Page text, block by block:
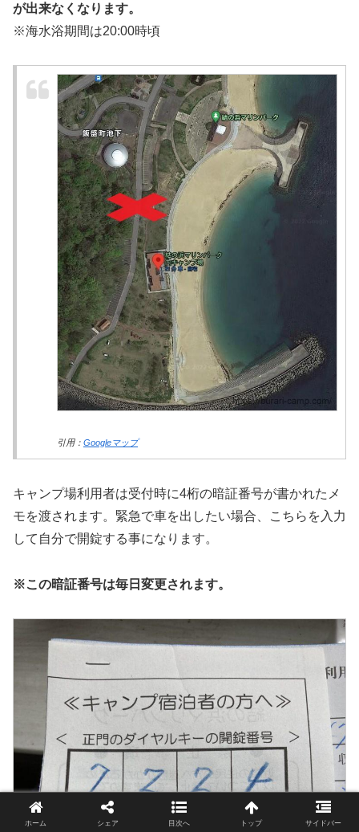
が出来なくなります。
※海水浴期間は20:00時頃
引用： Googleマップ
キャンプ場利用者は受付時に4桁の暗証番号が書かれたメ
モを渡されます。緊急で車を出したい場合、こちらを入力
して自分で開錠する事になります。
※この暗証番号は毎日変更されます。
ホーム シェア 目次へ トップ サイドバー